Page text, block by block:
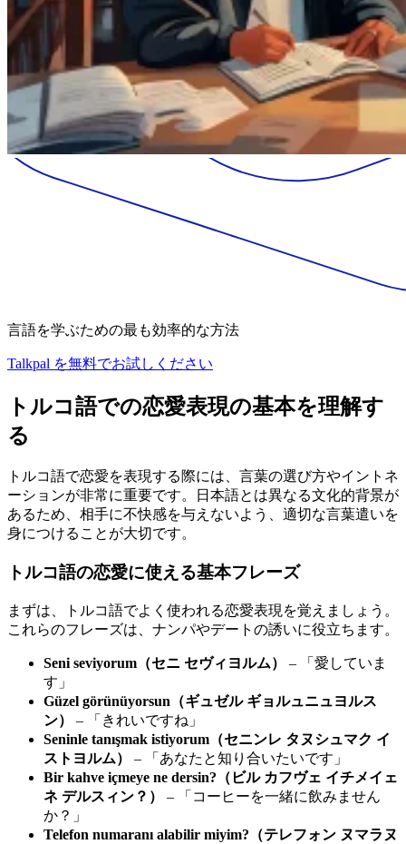
言語を学ぶための最も効率的な方法
Talkpal を無料でお試しください
トルコ語での恋愛表現の基本を理解す
る
トルコ語で恋愛を表現する際には、言葉の選び方やイントネ
ーションが非常に重要です。日本語とは異なる文化的背景が
あるため、相手に不快感を与えないよう、適切な言葉遣いを
身につけることが大切です。
トルコ語の恋愛に使える基本フレーズ
まずは、トルコ語でよく使われる恋愛表現を覚えましょう。
これらのフレーズは、ナンパやデートの誘いに役立ちます。
Seni seviyorum（セニ セヴィヨルム）
– 「愛していま
す」
Güzel görünüyorsun（ギュゼル ギョルュニュヨルス
ン）
– 「きれいですね」
Seninle tanışmak istiyorum（セニンレ タヌシュマク イ
ストヨルム）
– 「あなたと知り合いたいです」
Bir kahve içmeye ne dersin?（ビル カフヴェ イチメイェ
ネ デルスィン？）
– 「コーヒーを一緒に飲みません
か？」
Telefon numaranı alabilir miyim?（テレフォン ヌマラヌ